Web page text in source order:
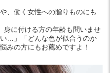
、働く女性への贈りものにも
身に付ける方の年齢も問いませ
…」「どんな色が似合うのか
みの方にもお薦めですよ！